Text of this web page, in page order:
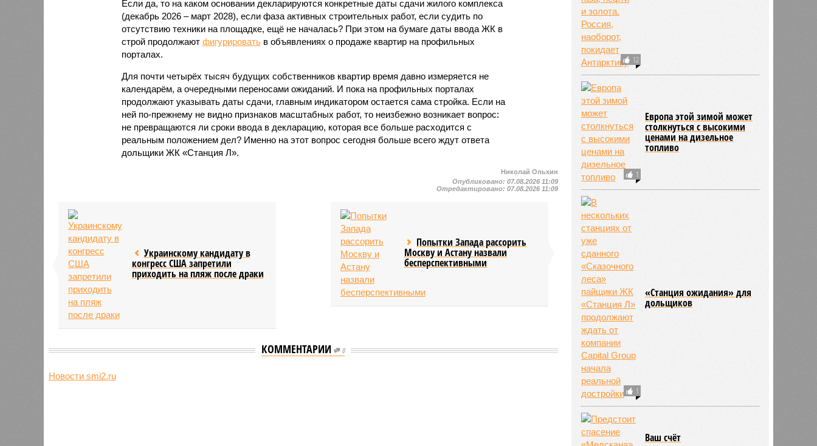
Если да, то на каком основании декларируются конкретные даты сдачи жилого комплекса
(декабрь 2026 – март 2028), если фаза активных строительных работ, если судить по
отсутствию техники на площадке, ещё не началась? При этом на бумаге даты ввода ЖК в
строй продолжают фигурироватьв объявлениях о продаже квартир на профильных
порталах.
Для почти четырёх тысяч будущих собственников квартир время давно измеряется не
календарём, а очередными переносами ожиданий. И пока на профильных порталах
продолжают указывать даты сдачи, главным индикатором остается сама стройка. Если на
ней по-прежнему не видно признаков масштабных работ, то неизбежно возникает вопрос:
не превращаются ли сроки ввода в декларацию, которая все больше расходится с
реальным положением дел? Именно на этот вопрос сегодня больше всего ждут ответа
дольщики ЖК «Станция Л».
Николай Ольхин
Опубликовано:07.08.2026 11:09
Отредактировано:07.08.2026 11:09
Украинскому кандидату в
конгресс США запретили
приходить на пляж после драки
Попытки Запада рассорить
Москву и Астану назвали
бесперспективными
КОММЕНТАРИИ 0
Новости smi2.ru
12
1
Европа этой зимой может
столкнуться с высокими
ценами на дизельное
топливо
1
«Станция ожидания» для
дольщиков
Ваш счёт